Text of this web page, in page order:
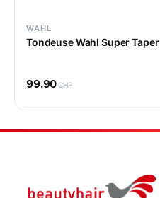
WAHL
Tondeuse Wahl Super Taper
99.90CHF